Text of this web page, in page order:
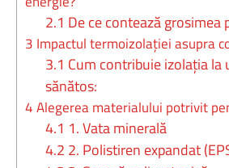
2.1 De ce contează grosimea
3 Impactul termoizolației asupra
3.1 Cum contribuie izolația
sănătos:
4 Alegerea materialului potrivit
4.1 1. Vata minerală
4.2 2. Polistiren expandat